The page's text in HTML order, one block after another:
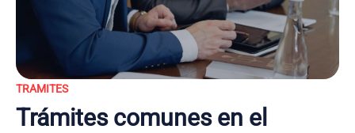
TRAMITES
Trámites comunes en el